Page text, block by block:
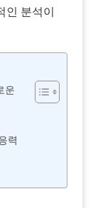
인 분석이
운
력